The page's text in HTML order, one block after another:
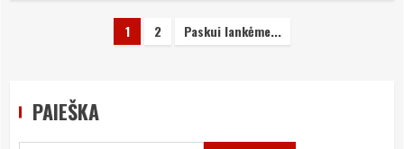
Įrašų
1 2 Paskui lankėme...
PAIEŠKA